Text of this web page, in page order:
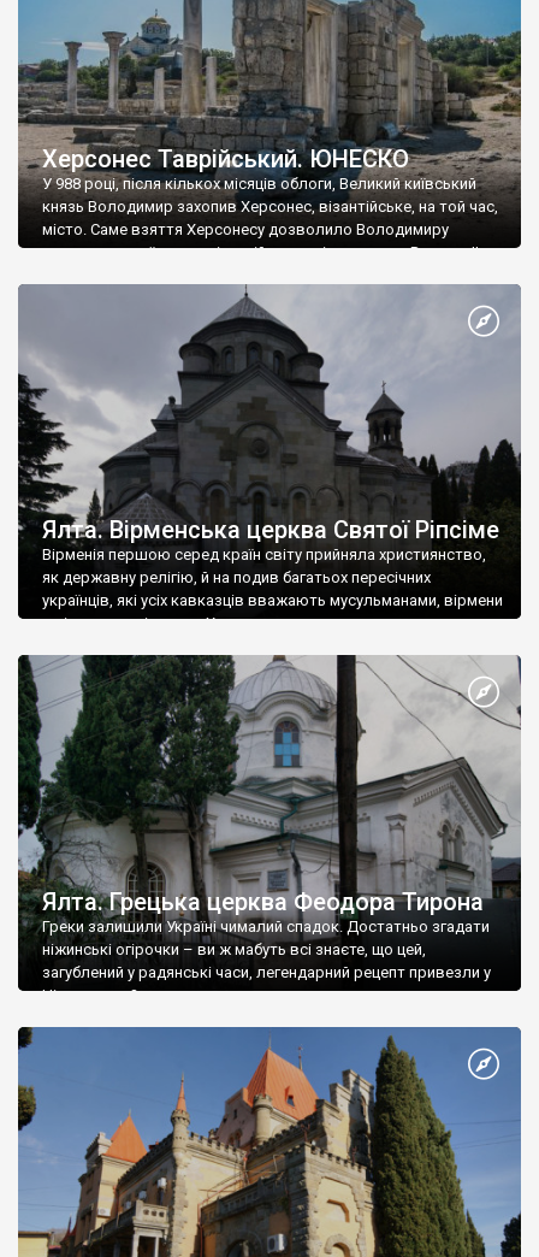
Херсонес Таврійський. ЮНЕСКО
У 988 році, після кількох місяців облоги, Великий київський
князь Володимир захопив Херсонес, візантійське, на той час,
місто. Саме взяття Херсонесу дозволило Володимиру
диктувати свої умови візантійському імператору Василю ІІ, та
Херсонесі Володимир-язичник, став Василем-християнином.
А потім було Хрещення Русі. На честь Херсонесу Таврійського
Ялта. Вірменська церква Святої Ріпсіме
Вірменія першою серед країн світу прийняла християнство,
як державну релігію, й на подив багатьох пересічних
українців, які усіх кавказців вважають мусульманами, вірмени
є відданими вірянами Христа
Ялта. Грецька церква Феодора Тирона
Греки залишили Україні чималий спадок. Достатньо згадати
ніжинські огірочки – ви ж мабуть всі знаєте, що цей,
загублений у радянські часи, легендарний рецепт привезли у
Ніжин греки?